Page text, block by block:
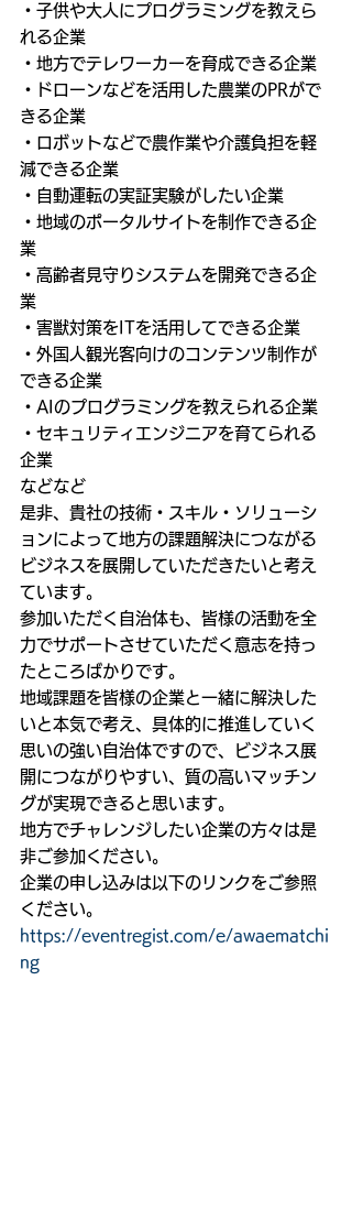
・子供や大人にプログラミングを教えら
れる企業
・地方でテレワーカーを育成できる企業
・ドローンなどを活用した農業のPRがで
きる企業
・ロボットなどで農作業や介護負担を軽
減できる企業
・自動運転の実証実験がしたい企業
・地域のポータルサイトを制作できる企
業
・高齢者見守りシステムを開発できる企
業
・害獣対策をITを活用してできる企業
・外国人観光客向けのコンテンツ制作が
できる企業
・AIのプログラミングを教えられる企業
・セキュリティエンジニアを育てられる
企業
などなど
是非、貴社の技術・スキル・ソリューシ
ョンによって地方の課題解決につながる
ビジネスを展開していただきたいと考え
ています。
参加いただく自治体も、皆様の活動を全
力でサポートさせていただく意志を持っ
たところばかりです。
地域課題を皆様の企業と一緒に解決した
いと本気で考え、具体的に推進していく
思いの強い自治体ですので、ビジネス展
開につながりやすい、質の高いマッチン
グが実現できると思います。
地方でチャレンジしたい企業の方々は是
非ご参加ください。
企業の申し込みは以下のリンクをご参照
ください。
https://eventregist.com/e/awaematchi
ng